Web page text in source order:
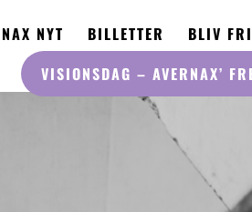
VISIONSDAG – AVERNAX’
NYT BILLETTER BLIV